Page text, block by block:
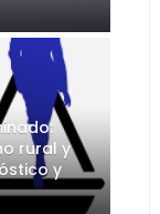
rural y
y